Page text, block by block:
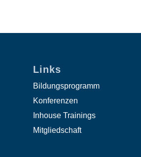
Links
Bildungsprogramm
Konferenzen
Inhouse Trainings
Mitgliedschaft